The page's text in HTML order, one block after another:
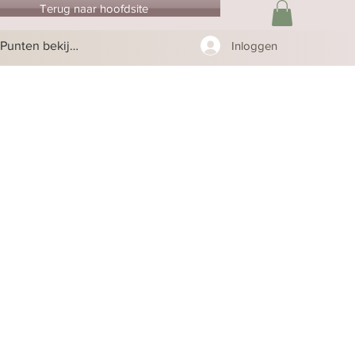
Terug naar hoofdsite
Punten bekijken Inloggen